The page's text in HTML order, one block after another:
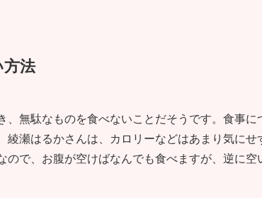
法
、無駄なものを食べないことだそうです。食事
綾瀬はるかさんは、カロリーなどはあまり気に
ので、お腹が空けばなんでも食べますが、逆に